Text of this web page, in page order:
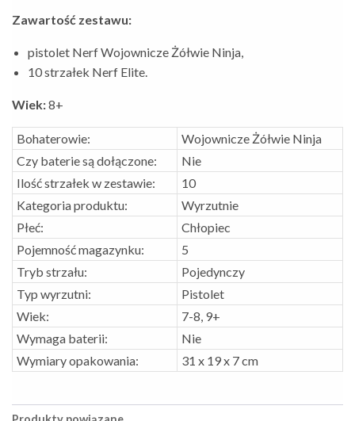
Zawartość zestawu:
pistolet Nerf Wojownicze Żółwie Ninja,
10 strzałek Nerf Elite.
Wiek:8+
Bohaterowie:
Wojownicze Żółwie Ninja
Czy baterie są dołączone:
Nie
Ilość strzałek w zestawie:
10
Kategoria produktu:
Wyrzutnie
Płeć:
Chłopiec
Pojemność magazynku:
5
Tryb strzału:
Pojedynczy
Typ wyrzutni:
Pistolet
Wiek:
7-8, 9+
Wymaga baterii:
Nie
Wymiary opakowania:
31 x 19 x 7 cm